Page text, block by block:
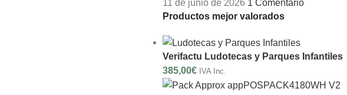
11 de junio de 2026 1 Comentario
Productos mejor valorados
Verifactu Ludotecas y Parques Infantiles
385,00€ IVA Inc.